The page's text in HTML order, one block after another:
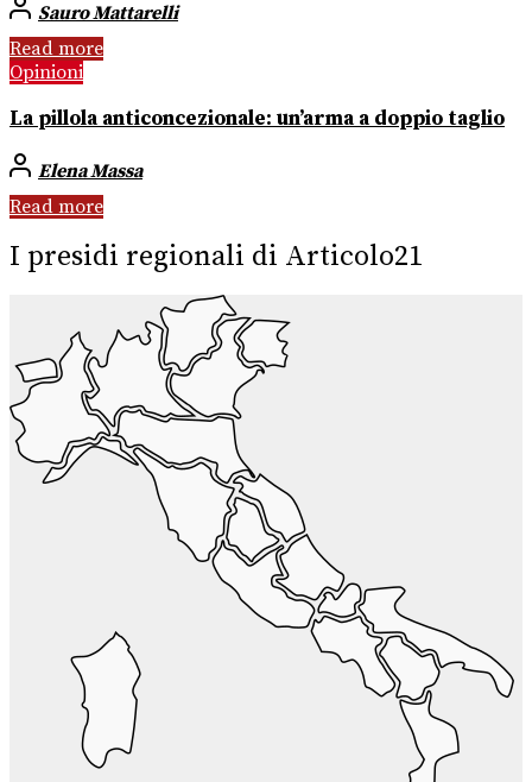
Sauro Mattarelli
Read more
Opinioni
La pillola anticoncezionale: un’arma a doppio taglio
Elena Massa
Read more
I presidi regionali di Articolo21